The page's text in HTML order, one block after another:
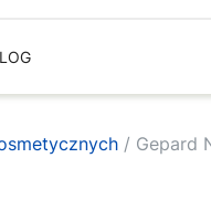
/ Gepard